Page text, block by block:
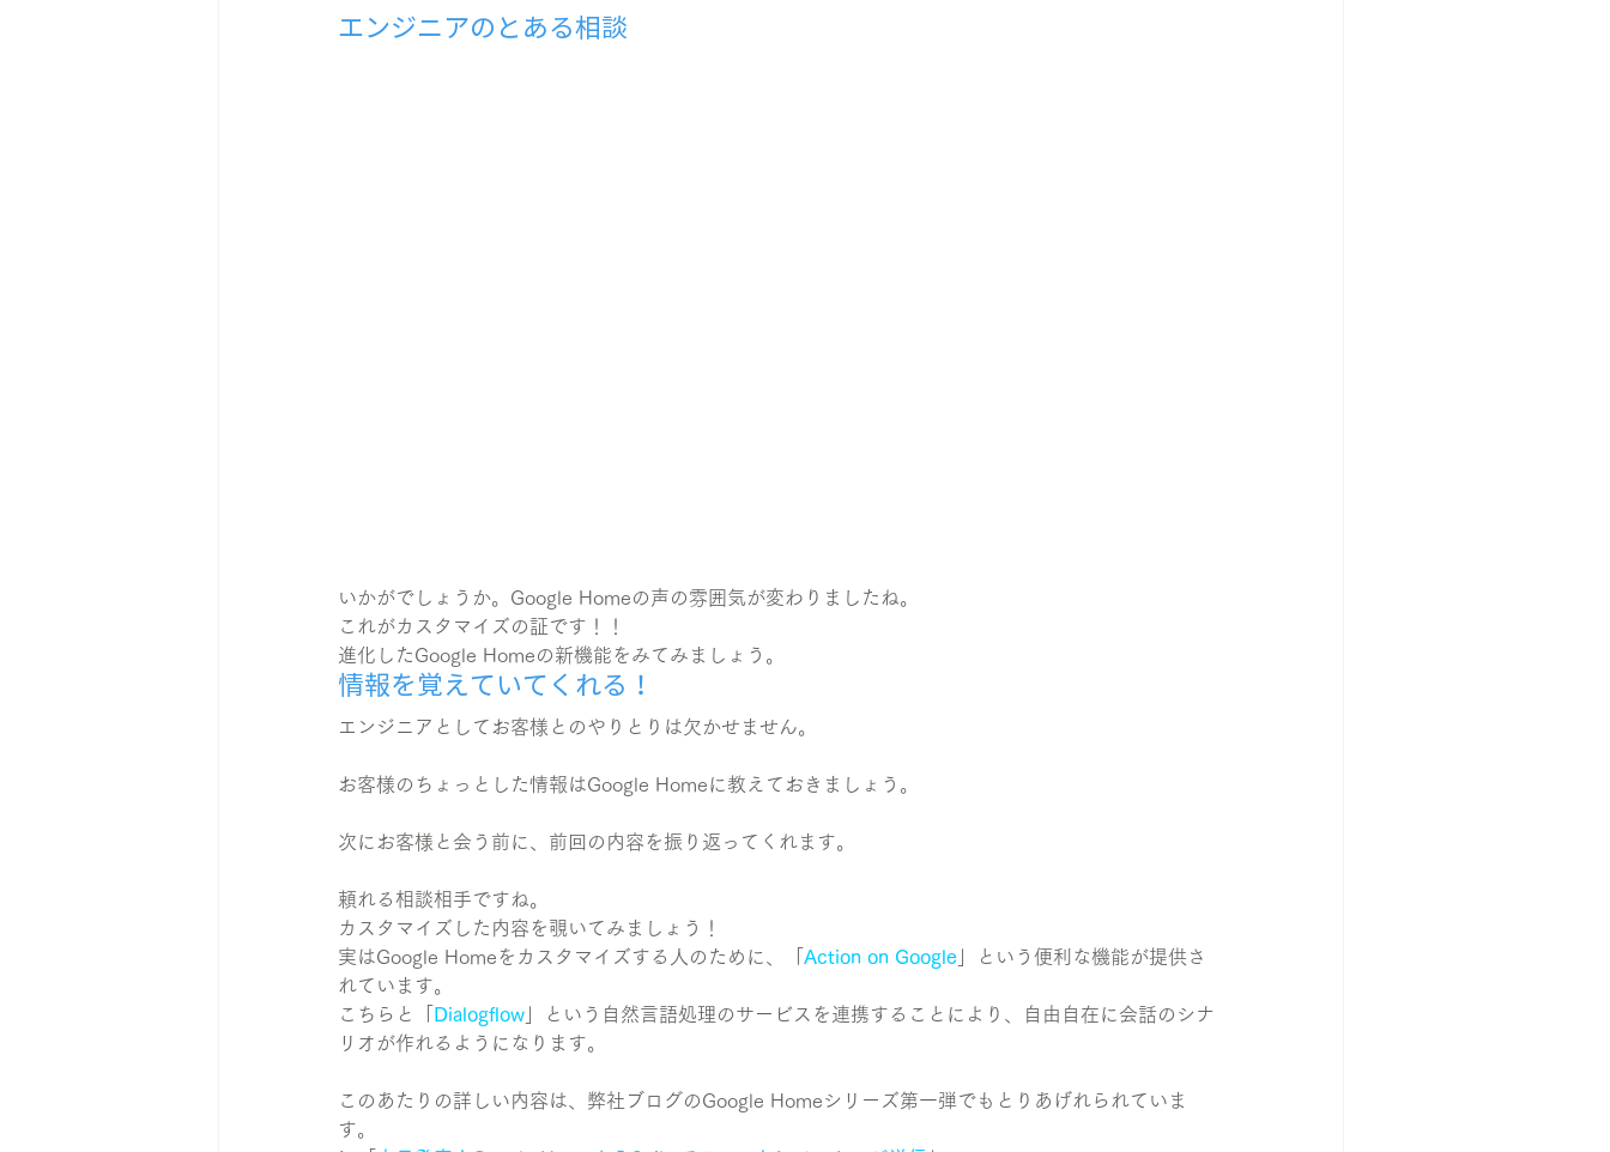
エンジニアのとある相談
いかがでしょうか。Google Homeの声の雰囲気が変わりましたね。
これがカスタマイズの証です！！
進化したGoogle Homeの新機能をみてみましょう。
情報を覚えていてくれる！
エンジニアとしてお客様とのやりとりは欠かせません。
お客様のちょっとした情報はGoogle Homeに教えておきましょう。
次にお客様と会う前に、前回の内容を振り返ってくれます。
頼れる相談相手ですね。
カスタマイズした内容を覗いてみましょう！
実はGoogle Homeをカスタマイズする人のために、「 Action on Google 」という便利な機能が提供さ
れています。
こちらと「
Dialogflow 」という自然言語処理のサービスを連携することにより、自由自在に会話のシナ
リオが作れるようになります。
このあたりの詳しい内容は、弊社ブログのGoogle Homeシリーズ第一弾でもとりあげれられていま
す。